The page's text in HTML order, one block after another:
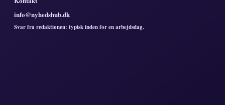
info@nyhedshub.dk
Svar fra redaktionen: typisk inden for en arbejdsdag.